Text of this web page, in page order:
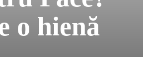
o hienă